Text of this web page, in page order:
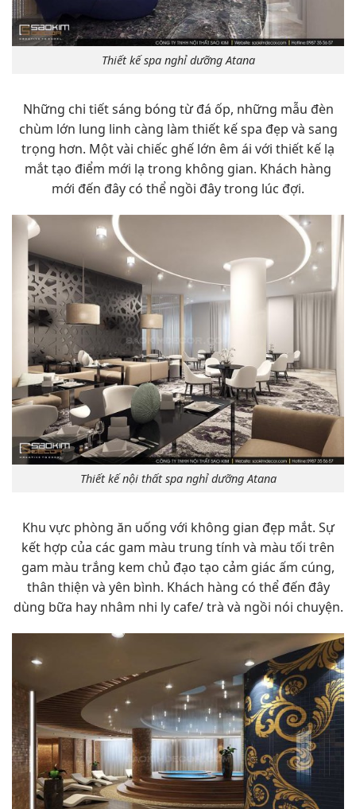
Thiết kế spa nghỉ dưỡng Atana
Những chi tiết sáng bóng từ đá ốp, những mẫu đèn
chùm lớn lung linh càng làm thiết kế spa đẹp và sang
trọng hơn. Một vài chiếc ghế lớn êm ái với thiết kế lạ
mắt tạo điểm mới lạ trong không gian. Khách hàng
mới đến đây có thể ngồi đây trong lúc đợi.
Thiết kế nội thất spa nghỉ dưỡng Atana
Khu vực phòng ăn uống với không gian đẹp mắt. Sự
kết hợp của các gam màu trung tính và màu tối trên
gam màu trắng kem chủ đạo tạo cảm giác ấm cúng,
thân thiện và yên bình. Khách hàng có thể đến đây
dùng bữa hay nhâm nhi ly cafe/ trà và ngồi nói chuyện.